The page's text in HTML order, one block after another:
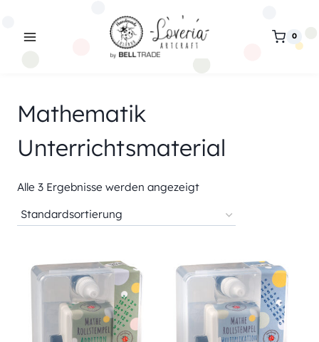
0
Mathematik
Unterrichtsmaterial
Alle 3 Ergebnisse werden angezeigt